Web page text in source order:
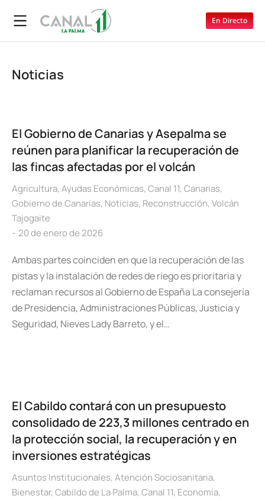
En Directo
Noticias
El Gobierno de Canarias y Asepalma se
reúnen para planificar la recuperación de
las fincas afectadas por el volcán
Agricultura, Ayudas Económicas, Canal 11, Canarias,
Gobierno de Canarias, Noticias, Reconstrucción, Volcán
Tajogaite
20 de enero de 2026
Ambas partes coinciden en que la recuperación de las
pistas y la instalación de redes de riego es prioritaria y
reclaman recursos al Gobierno de España La consejería
de Presidencia, Administraciones Públicas, Justicia y
Seguridad, Nieves Lady Barreto, y el…
El Cabildo contará con un presupuesto
consolidado de 223,3 millones centrado en
la protección social, la recuperación y en
inversiones estratégicas
Asuntos Institucionales, Atención Sociosanitaria,
Bienestar, Cabildo de La Palma, Canal 11, Economía,